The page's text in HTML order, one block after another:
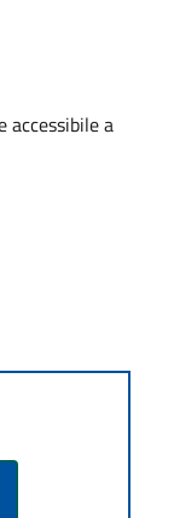
accessibile a